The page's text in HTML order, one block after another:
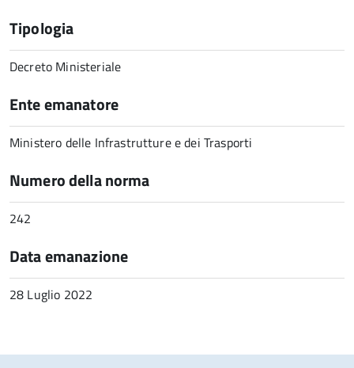
Tipologia
Decreto Ministeriale
Ente emanatore
Ministero delle Infrastrutture e dei Trasporti
Numero della norma
242
Data emanazione
28 Luglio 2022